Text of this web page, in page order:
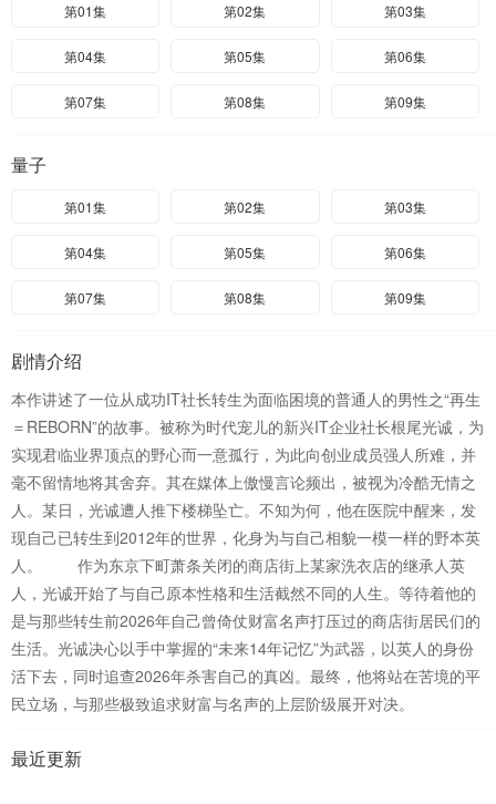
第01集 第02集 第03集
第04集 第05集 第06集
第07集 第08集 第09集
量子
第01集 第02集 第03集
第04集 第05集 第06集
第07集 第08集 第09集
剧情介绍
本作讲述了一位从成功IT社长转生为面临困境的普通人的男性之“再生
＝REBORN”的故事。被称为时代宠儿的新兴IT企业社长根尾光诚，为
实现君临业界顶点的野心而一意孤行，为此向创业成员强人所难，并
毫不留情地将其舍弃。其在媒体上傲慢言论频出，被视为冷酷无情之
人。某日，光诚遭人推下楼梯坠亡。不知为何，他在医院中醒来，发
现自己已转生到2012年的世界，化身为与自己相貌一模一样的野本英
人。 作为东京下町萧条关闭的商店街上某家洗衣店的继承人英
人，光诚开始了与自己原本性格和生活截然不同的人生。等待着他的
是与那些转生前2026年自己曾倚仗财富名声打压过的商店街居民们的
生活。光诚决心以手中掌握的“未来14年记忆”为武器，以英人的身份
活下去，同时追查2026年杀害自己的真凶。最终，他将站在苦境的平
民立场，与那些极致追求财富与名声的上层阶级展开对决。
最近更新